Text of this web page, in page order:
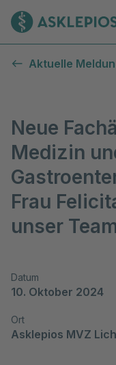
Aktuelle
Neue
Medizin
Frau
unser
Datum
10. Oktober 2024
Ort
Asklepios MVZ Lich